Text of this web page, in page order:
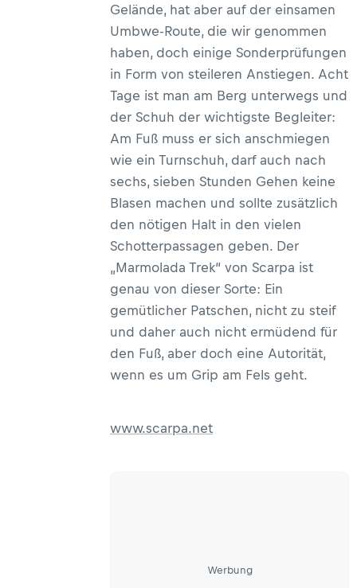
Gelände, hat aber auf der einsamen
Umbwe-Route, die wir genommen
haben, doch einige Sonderprüfungen
in Form von steileren Anstiegen. Acht
Tage ist man am Berg unterwegs und
der Schuh der wichtigste Begleiter:
Am Fuß muss er sich anschmiegen
wie ein Turnschuh, darf auch nach
sechs, sieben Stunden Gehen keine
Blasen machen und sollte zusätzlich
den nötigen Halt in den vielen
Schotterpassagen geben. Der
„Marmolada Trek“ von Scarpa ist
genau von dieser Sorte: Ein
gemütlicher Patschen, nicht zu steif
und daher auch nicht ermüdend für
den Fuß, aber doch eine Autorität,
wenn es um Grip am Fels geht.
www.scarpa.net
Werbung